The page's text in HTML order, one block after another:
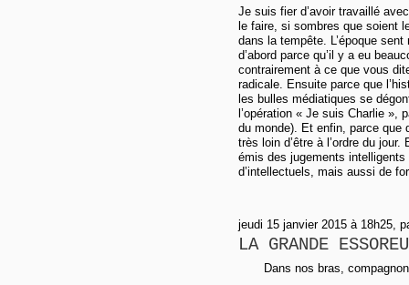
Je suis fier d’avoir travaillé
le faire, si sombres que soient
dans la tempête. L’époque
d’abord parce qu’il y a eu
contrairement à ce que vous
radicale. Ensuite parce que
les bulles médiatiques se
l’opération « Je suis Charlie »,
du monde). Et enfin, parce que
très loin d’être à l’ordre du
émis des jugements
d’intellectuels, mais aussi de
jeudi 15 janvier 2015 à 18h25,
LA GRANDE
Dans nos bras,